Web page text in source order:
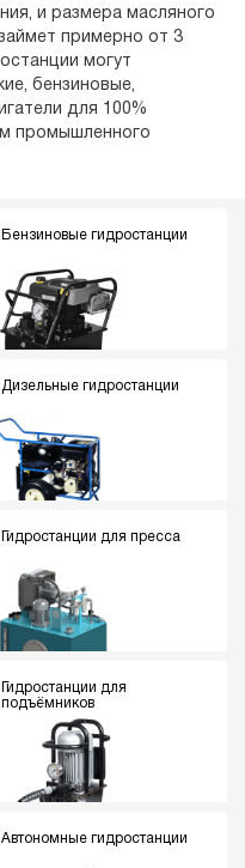
и размера масляного
примерно от 3
могут
бензиновые,
для 100%
промышленного
Бензиновые гидростанции
Дизельные гидростанции
Гидростанции для пресса
Гидростанции для
подъёмников
Автономные гидростанции